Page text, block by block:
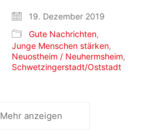
19. Dezember 2019
Gute Nachrichten,
Junge Menschen stärken,
Neuostheim / Neuhermsheim,
Schwetzingerstadt/Oststadt
Mehr anzeigen